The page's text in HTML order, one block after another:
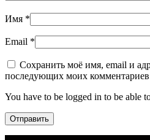
Имя *
Email *
Сохранить моё имя, email и
последующих моих
You have to be logged in to be able